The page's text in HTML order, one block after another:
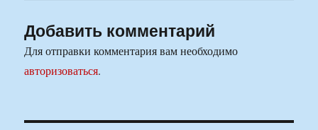
Добавить комментарий
Для отправки комментария вам необходимо
авторизоваться.